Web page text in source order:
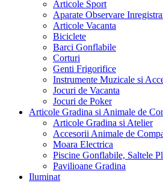
Articole Sport
Aparate Observare
Articole Vacanta
Biciclete
Barci Gonflabile
Corturi
Genti Frigorifice
Instrumente Muzicale si
Jocuri de Vacanta
Jocuri de Poker
Articole Gradina si Animale de
Articole Gradina si Atelier
Accesorii Animale de
Moara Electrica
Piscine Gonflabile, Saltele
Pavilioane Gradina
Iluminat